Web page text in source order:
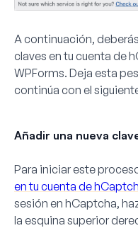
A continuación,
claves en tu cuenta de
WPForms. Deja esta
continúa con el
Añadir una nueva
Para iniciar este
en tu cuenta de
sesión en hCaptcha,
la esquina superior